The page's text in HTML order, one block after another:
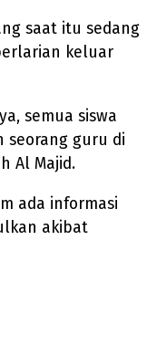
saat itu sedang
keluar
semua siswa
seorang guru di
Al Majid.
ada informasi
akibat